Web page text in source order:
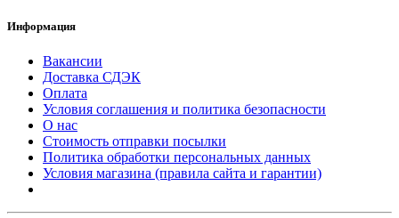
Информация
Вакансии
Доставка СДЭК
Оплата
Условия соглашения и политика безопасности
О нас
Стоимость отправки посылки
Политика обработки персональных данных
Условия магазина (правила сайта и гарантии)